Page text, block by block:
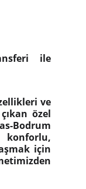
ile
ve
özel
Bodrum
konforlu,
için